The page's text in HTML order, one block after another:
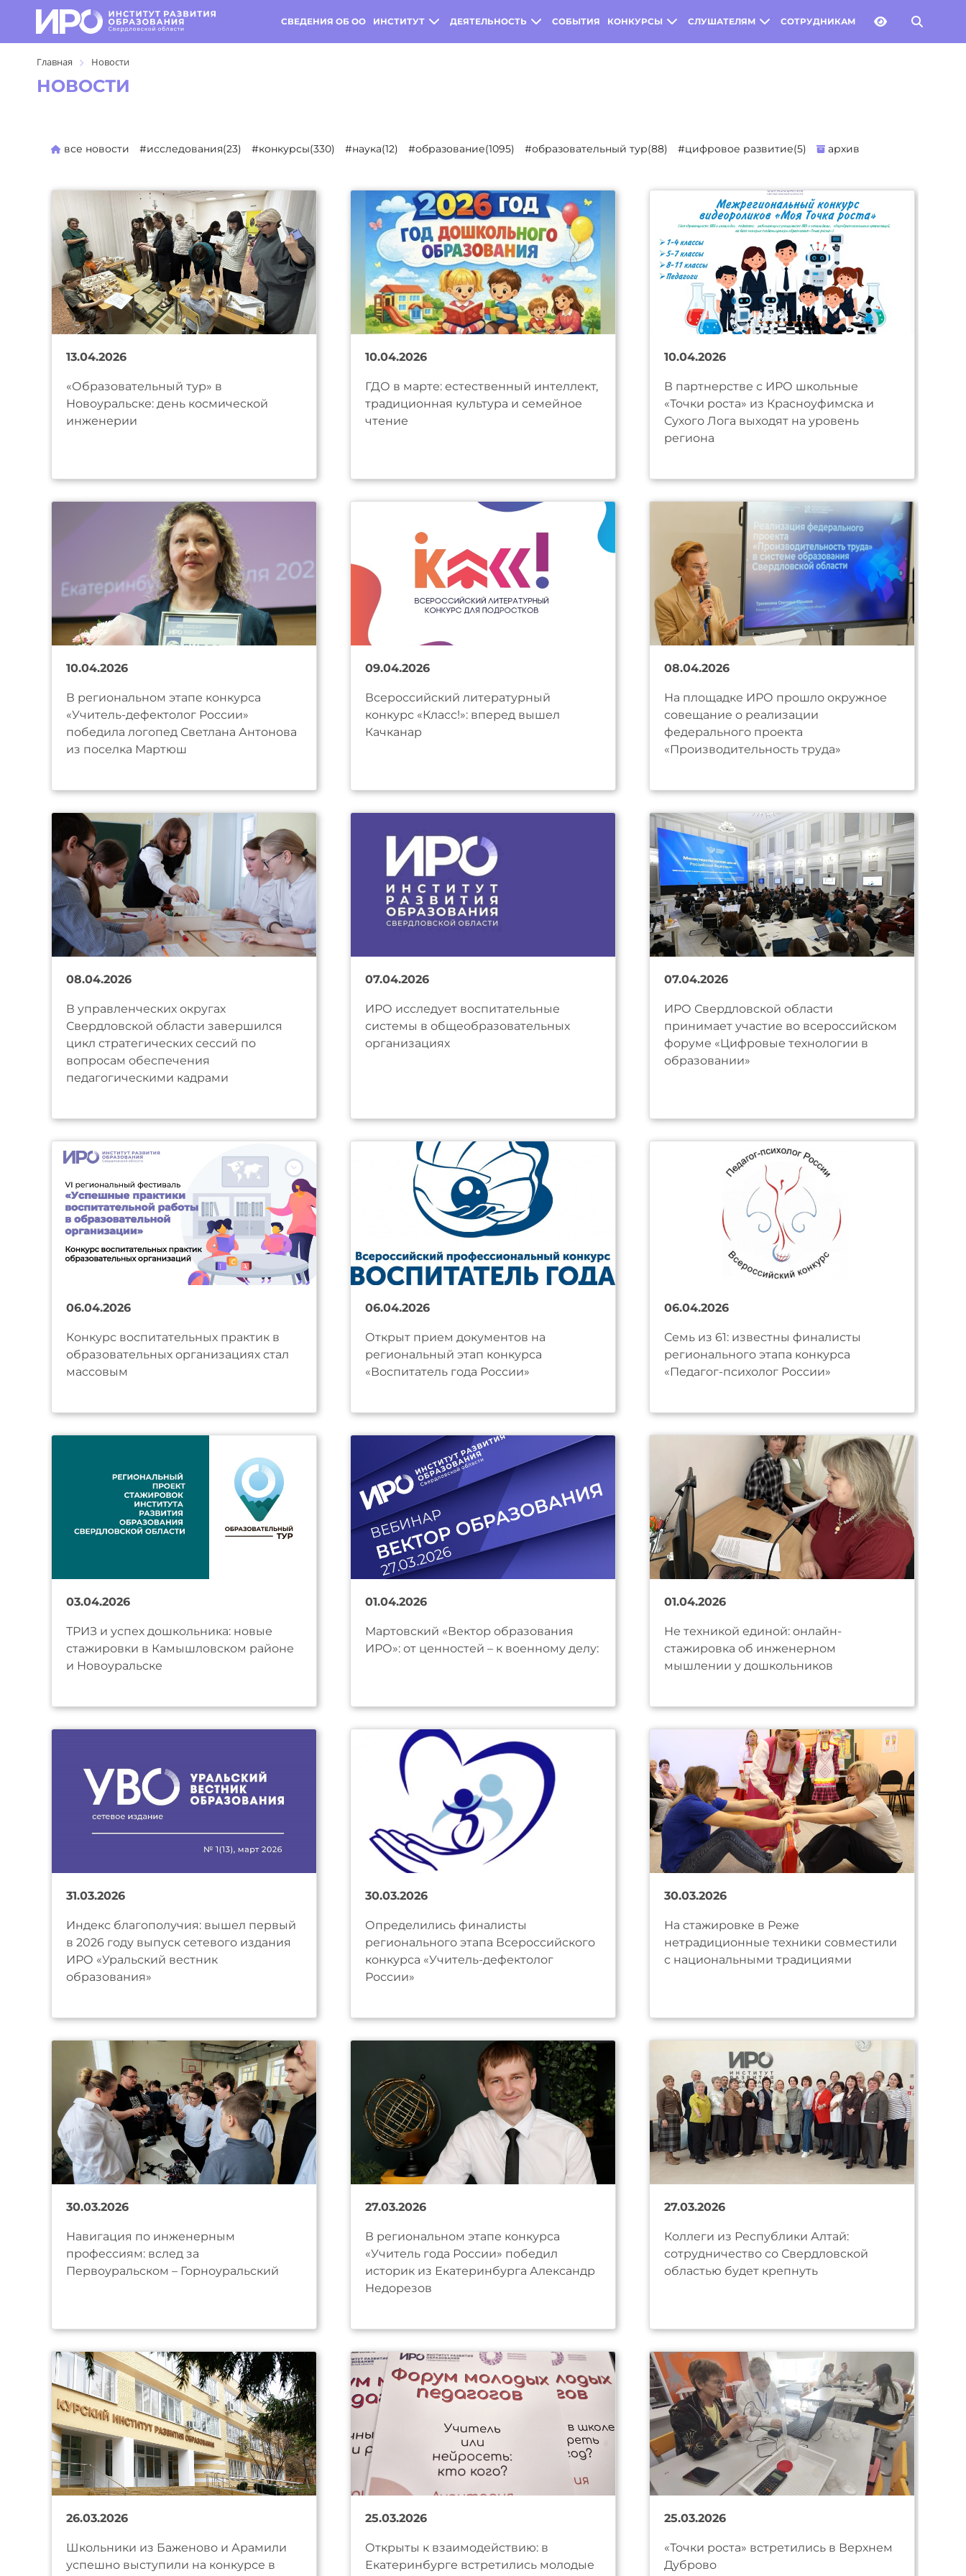
СВЕДЕНИЯ ОБ ОО ИНСТИТУТ ДЕЯТЕЛЬНОСТЬ СОБЫТИЯ КОНКУРСЫ СЛУШАТЕЛЯМ СОТРУДНИКАМ
Главная Новости
НОВОСТИ
все новости #исследования(23) #конкурсы(330) #наука(12) #образование(1095) #образовательный тур(88) #цифровое развитие(5) архив
13.04.2026
«Образовательный тур» в
Новоуральске: день космической
инженерии
10.04.2026
ГДО в марте: естественный интеллект,
традиционная культура и семейное
чтение
10.04.2026
В партнерстве с ИРО школьные
«Точки роста» из Красноуфимска и
Сухого Лога выходят на уровень
региона
10.04.2026
В региональном этапе конкурса
«Учитель-дефектолог России»
победила логопед Светлана Антонова
из поселка Мартюш
09.04.2026
Всероссийский литературный
конкурс «Класс!»: вперед вышел
Качканар
08.04.2026
На площадке ИРО прошло окружное
совещание о реализации
федерального проекта
«Производительность труда»
08.04.2026
В управленческих округах
Свердловской области завершился
цикл стратегических сессий по
вопросам обеспечения
педагогическими кадрами
07.04.2026
ИРО исследует воспитательные
системы в общеобразовательных
организациях
07.04.2026
ИРО Свердловской области
принимает участие во всероссийском
форуме «Цифровые технологии в
образовании»
06.04.2026
Конкурс воспитательных практик в
образовательных организациях стал
массовым
06.04.2026
Открыт прием документов на
региональный этап конкурса
«Воспитатель года России»
06.04.2026
Семь из 61: известны финалисты
регионального этапа конкурса
«Педагог-психолог России»
03.04.2026
ТРИЗ и успех дошкольника: новые
стажировки в Камышловском районе
и Новоуральске
01.04.2026
Мартовский «Вектор образования
ИРО»: от ценностей – к военному делу:
01.04.2026
Не техникой единой: онлайн-
стажировка об инженерном
мышлении у дошкольников
31.03.2026
Индекс благополучия: вышел первый
в 2026 году выпуск сетевого издания
ИРО «Уральский вестник
образования»
30.03.2026
Определились финалисты
регионального этапа Всероссийского
конкурса «Учитель-дефектолог
России»
30.03.2026
На стажировке в Реже
нетрадиционные техники совместили
с национальными традициями
30.03.2026
Навигация по инженерным
профессиям: вслед за
Первоуральском – Горноуральский
27.03.2026
В региональном этапе конкурса
«Учитель года России» победил
историк из Екатеринбурга Александр
Недорезов
27.03.2026
Коллеги из Республики Алтай:
сотрудничество со Свердловской
областью будет крепнуть
26.03.2026
Школьники из Баженово и Арамили
успешно выступили на конкурсе в
25.03.2026
Открыты к взаимодействию: в
Екатеринбурге встретились молодые
25.03.2026
«Точки роста» встретились в Верхнем
Дуброво